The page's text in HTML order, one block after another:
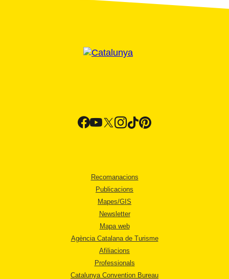
Recomanacions
Publicacions
Mapes/GIS
Newsletter
Mapa web
Agència Catalana de Turisme
Afiliacions
Professionals
Catalunya Convention Bureau